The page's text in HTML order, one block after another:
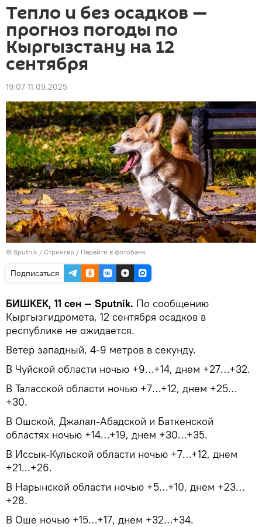
Тепло и без осадков —
прогноз погоды по
Кыргызстану на 12
сентября
19:07 11.09.2025
© Sputnik / Стрингер / Перейти в фотобанк
Подписаться
БИШКЕК, 11 сен — Sputnik. По сообщению
Кыргызгидромета, 12 сентября осадков в
республике не ожидается.
Ветер западный, 4-9 метров в секунду.
В Чуйской области ночью +9…+14, днем +27…+32.
В Таласской области ночью +7…+12, днем +25…
+30.
В Ошской, Джалал-Абадской и Баткенской
областях ночью +14…+19, днем +30…+35.
В Иссык-Кульской области ночью +7…+12, днем
+21...+26.
В Нарынской области ночью +5…+10, днем +23…
+28.
В Оше ночью +15…+17, днем +32…+34.